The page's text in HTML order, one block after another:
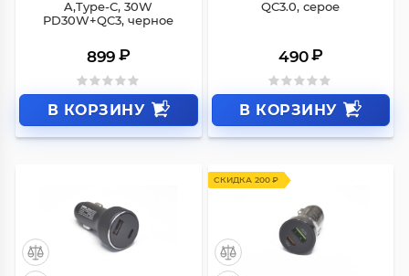
A,Type-C, 30W
PD30W+QC3, черное
899 ₽
В КОРЗИНУ
QC3.0, серое
490 ₽
В КОРЗИНУ
СКИДКА 200 ₽